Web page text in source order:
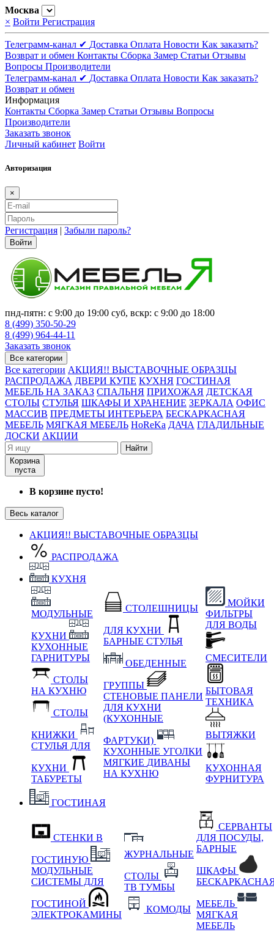
Москва
× Войти Регистрация
Телеграмм-канал ✔ Доставка Оплата Новости Как заказать?
Возврат и обмен Контакты Сборка Замер Статьи Отзывы
Вопросы Производители
Телеграмм-канал ✔ Доставка Оплата Новости Как заказать?
Возврат и обмен
Информация
Контакты Сборка Замер Статьи Отзывы Вопросы
Производители
Заказать звонок
Личный кабинет Войти
Авторизация
×
Регистрация | Забыли пароль?
Войти
пнд-пятн: с 9:00 до 19:00 суб, вскр: с 9:00 до 18:00
8 (499) 350-50-29
8 (499) 964-44-11
Заказать звонок
Все категории
Все категории АКЦИЯ!! ВЫСТАВОЧНЫЕ ОБРАЗЦЫ
РАСПРОДАЖА ДВЕРИ КУПЕ КУХНЯ ГОСТИНАЯ
МЕБЕЛЬ НА ЗАКАЗ СПАЛЬНЯ ПРИХОЖАЯ ДЕТСКАЯ
СТОЛЫ СТУЛЬЯ ШКАФЫ И ХРАНЕНИЕ ЗЕРКАЛА ОФИС
МАССИВ ПРЕДМЕТЫ ИНТЕРЬЕРА БЕСКАРКАСНАЯ
МЕБЕЛЬ МЯГКАЯ МЕБЕЛЬ HoReKa ДАЧА ГЛАДИЛЬНЫЕ
ДОСКИ АКЦИИ
Найти
Корзина
пуста
В корзине пусто!
Весь каталог
АКЦИЯ!! ВЫСТАВОЧНЫЕ ОБРАЗЦЫ
РАСПРОДАЖА
КУХНЯ
МОДУЛЬНЫЕ
КУХНИ
КУХОННЫЕ
ГАРНИТУРЫ
СТОЛЫ
НА КУХНЮ
СТОЛЫ
КНИЖКИ
СТУЛЬЯ ДЛЯ
КУХНИ
ТАБУРЕТЫ
СТОЛЕШНИЦЫ
ДЛЯ КУХНИ
БАРНЫЕ СТУЛЬЯ
ОБЕДЕННЫЕ
ГРУППЫ
СТЕНОВЫЕ ПАНЕЛИ
ДЛЯ КУХНИ
(КУХОННЫЕ
ФАРТУКИ)
КУХОННЫЕ УГОЛКИ
МЯГКИЕ ДИВАНЫ
НА КУХНЮ
МОЙКИ
ФИЛЬТРЫ
ДЛЯ ВОДЫ
СМЕСИТЕЛИ
БЫТОВАЯ
ТЕХНИКА
ВЫТЯЖКИ
КУХОННАЯ
ФУРНИТУРА
ГОСТИНАЯ
СТЕНКИ В
ГОСТИНУЮ
МОДУЛЬНЫЕ
СИСТЕМЫ ДЛЯ
ГОСТИНОЙ
ЭЛЕКТРОКАМИНЫ
ЖУРНАЛЬНЫЕ
СТОЛЫ
ТВ ТУМБЫ
КОМОДЫ
СЕРВАНТЫ
ДЛЯ ПОСУДЫ,
БАРНЫЕ
ШКАФЫ
МЕБЕЛЬ
МЯГКАЯ
МЕБЕЛЬ